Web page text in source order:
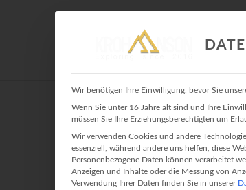
HOME PORTFOLIO BLOG
Wir benötigen Ihre Einwilligung, bevor Sie
Wenn Sie unter 16 Jahre alt sind und Ihre
müssen Sie Ihre Erziehungsberechtigten um
Wir verwenden Cookies und andere
essenziell, während andere uns helfen, diese
Personenbezogene Daten können verarbeitet
Anzeigen und Inhalte oder die Messung von
Verwendung Ihrer Daten finden Sie in unserer